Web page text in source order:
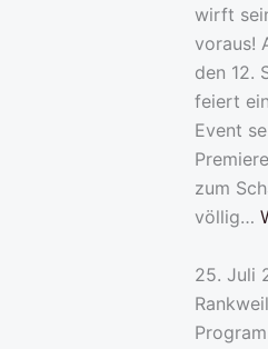
wirft
voraus!
den 12.
feiert
Event
zum
völlig…
25. Juli